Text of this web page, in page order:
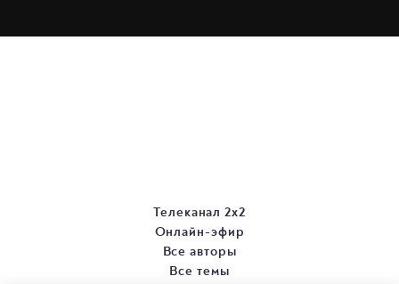
Телеканал 2х2
Онлайн-эфир
Все авторы
Все темы